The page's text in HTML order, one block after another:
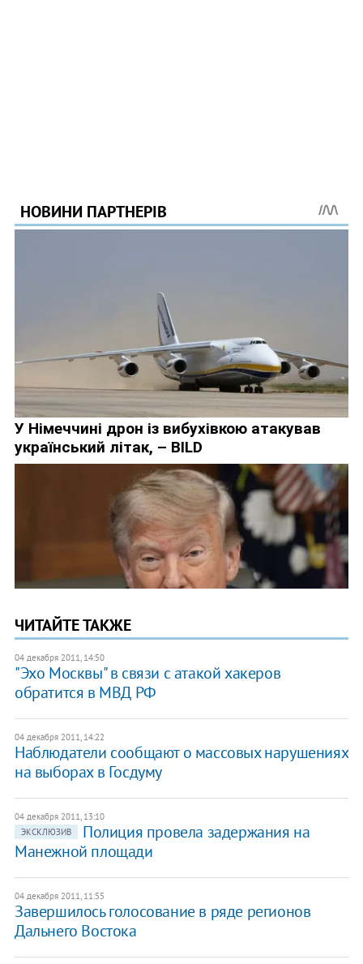
ЧИТАЙТЕ ТАКЖЕ
04 декабря 2011, 14:50
"Эхо Москвы" в связи с атакой хакеров
обратится в МВД РФ
04 декабря 2011, 14:22
Наблюдатели сообщают о массовых нарушениях
на выборах в Госдуму
04 декабря 2011, 13:10
ЭКСКЛЮЗИВ
Полиция провела задержания на
Манежной площади
04 декабря 2011, 11:55
​Завершилось голосование в ряде регионов
Дальнего Востока